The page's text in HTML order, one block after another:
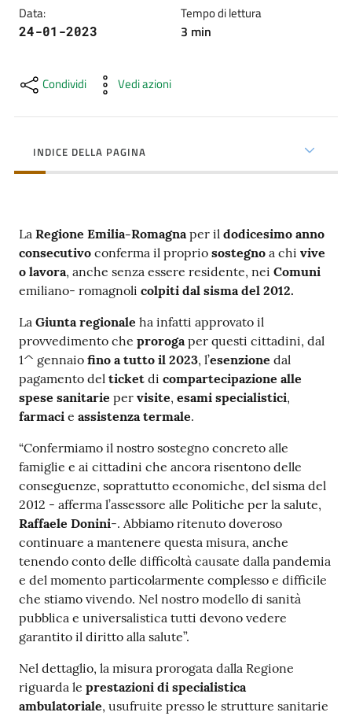
Come
territorio
Studiare
a
Piacenza
Costruiamo
Salute
Novità
Scuole
Imprese
ed Enti
Seguici
su
Data:
24-01-2023
Tempo di lettura
3 min
Condividi Vedi azioni
INDICE DELLA PAGINA
La Regione Emilia-Romagnaper il dodicesimo anno
consecutivo conferma il proprio sostegno a chi vive
o lavora, anche senza essere residente, nei Comuni
emiliano- romagnoli colpiti dal sisma del 2012.
La Giunta regionale ha infatti approvato il
provvedimento che prorogaper questi cittadini, dal
1^ gennaio fino a tutto il 2023, l’esenzione dal
pagamento del ticket di compartecipazione alle
spese sanitarie per visite, esami specialistici,
farmaci e assistenza termale.
“Confermiamo il nostro sostegno concreto alle
famiglie e ai cittadini che ancora risentono delle
conseguenze, soprattutto economiche, del sisma del
2012 - afferma l’assessore alle Politiche per la salute,
Raffaele Donini-. Abbiamo ritenuto doveroso
continuare a mantenere questa misura, anche
tenendo conto delle difficoltà causate dalla pandemia
e del momento particolarmente complesso e difficile
che stiamo vivendo. Nel nostro modello di sanità
pubblica e universalistica tutti devono vedere
garantito il diritto alla salute”.
Nel dettaglio, la misura prorogata dalla Regione
riguarda le prestazioni di specialistica
ambulatoriale, usufruite presso le strutture sanitarie